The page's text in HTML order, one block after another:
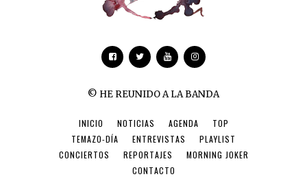
© HE REUNIDO A LA BANDA
INICIO NOTICIAS AGENDA
TOP
TEMAZO-DÍA
ENTREVISTAS
PLAYLIST
CONCIERTOS
REPORTAJES
MORNING JOKER
CONTACTO